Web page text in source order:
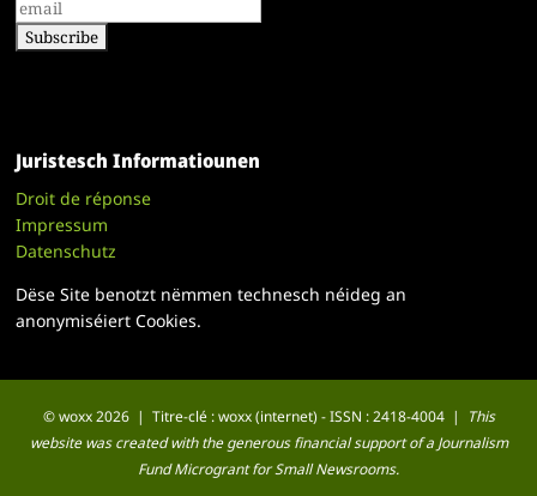
Juristesch Informatiounen
Droit de réponse
Impressum
Datenschutz
Dëse Site benotzt nëmmen technesch néideg an
anonymiséiert Cookies.
© woxx 2026 | Titre-clé : woxx (internet) - ISSN : 2418-4004 |
This
website was created with the generous financial support of a Journalism
Fund Microgrant for Small Newsrooms.